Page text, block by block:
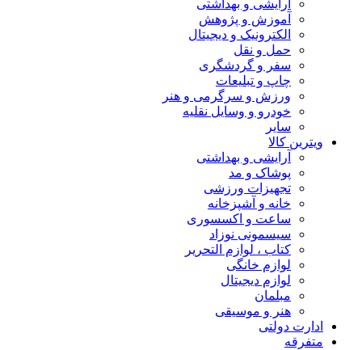
آرایشی و بهداشتی
آموزش و پژوهش
الکترونیک و دیجیتال
حمل و نقل
سفر و گردشگری
چاپ و تبلیعات
ورزش و سرگرمی و هنر
خودرو و وسایل نقلیه
سایر
ویترین کالا
آرایشی و بهداشتی
پوشاک و مد
تجهیزات ورزشی
خانه و آشپزخانه
ساعت و اکسسوری
سیسمونی نوزاد
کتاب ، لوازم التحریر
لوازم خانگی
لوازم دیجیتال
مبلمان
هنر و موسیقی
ادارت دولتی
متفرقه